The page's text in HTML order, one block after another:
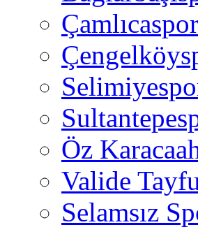
Çamlıcaspor
Öz
Valide
Selamsız